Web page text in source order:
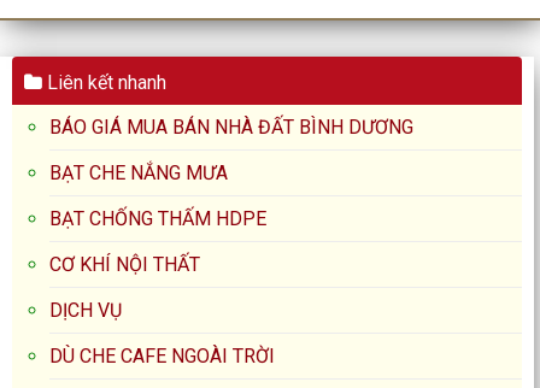
Liên kết nhanh
BÁO GIÁ MUA BÁN NHÀ ĐẤT BÌNH DƯƠNG
BẠT CHE NẮNG MƯA
BẠT CHỐNG THẤM HDPE
CƠ KHÍ NỘI THẤT
DỊCH VỤ
DÙ CHE CAFE NGOÀI TRỜI